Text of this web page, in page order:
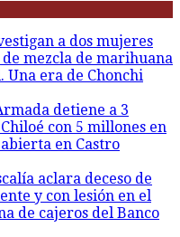
a dos mujeres
mezcla de marihuana
Una era de Chonchi
detiene a 3
con 5 millones en
en Castro
aclara deceso de
y con lesión en el
de cajeros del Banco